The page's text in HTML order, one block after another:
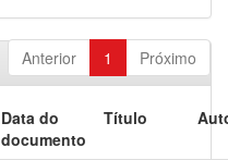
Anterior 1 Próximo
Data do
documento
Título